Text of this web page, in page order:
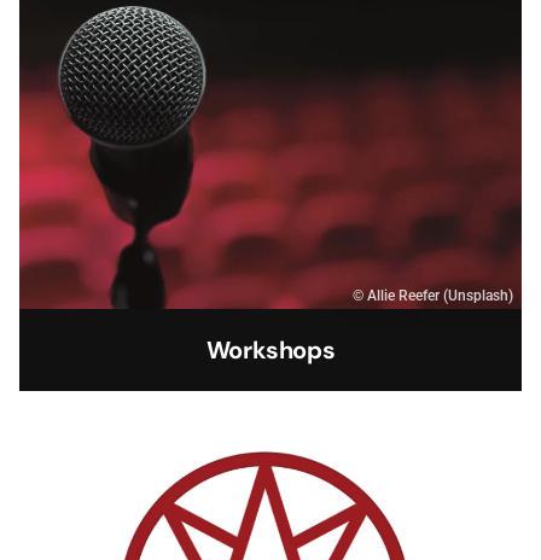
© Allie Reefer (Unsplash)
Workshops